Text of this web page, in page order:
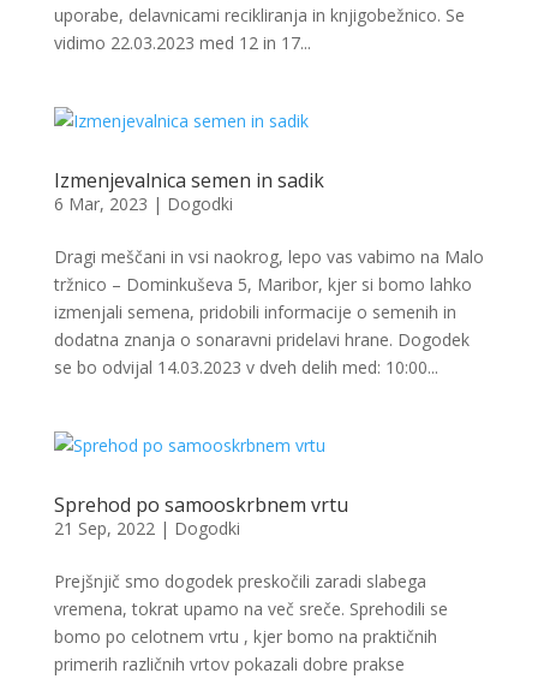
uporabe, delavnicami recikliranja in knjigobežnico. Se
vidimo 22.03.2023 med 12 in 17...
Izmenjevalnica semen in sadik
6 Mar, 2023 | Dogodki
Dragi meščani in vsi naokrog, lepo vas vabimo na Malo
tržnico – Dominkuševa 5, Maribor, kjer si bomo lahko
izmenjali semena, pridobili informacije o semenih in
dodatna znanja o sonaravni pridelavi hrane. Dogodek
se bo odvijal 14.03.2023 v dveh delih med: 10:00...
Sprehod po samooskrbnem vrtu
21 Sep, 2022| Dogodki
Prejšnjič smo dogodek preskočili zaradi slabega
vremena, tokrat upamo na več sreče. Sprehodili se
bomo po celotnem vrtu , kjer bomo na praktičnih
primerih različnih vrtov pokazali dobre prakse